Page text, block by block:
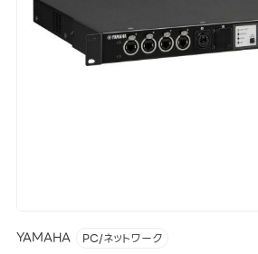
YAMAHA PC/ネットワーク